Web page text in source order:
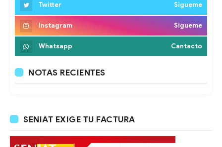
Twitter Sigueme
Instagram Sigueme
Whatsapp Cantacto
NOTAS RECIENTES
SENIAT EXIGE TU FACTURA